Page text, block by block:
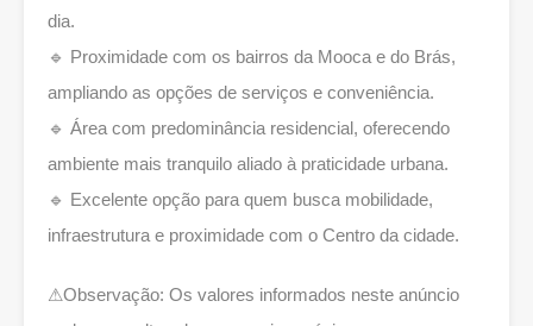
dia.
🔹 Proximidade com os bairros da Mooca e do Brás,
ampliando as opções de serviços e conveniência.
🔹 Área com predominância residencial, oferecendo
ambiente mais tranquilo aliado à praticidade urbana.
🔹 Excelente opção para quem busca mobilidade,
infraestrutura e proximidade com o Centro da cidade.
⚠Observação: Os valores informados neste anúncio